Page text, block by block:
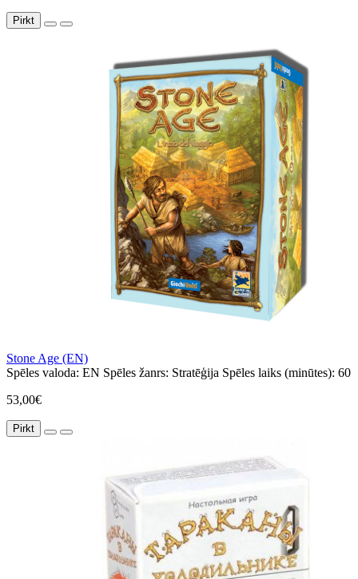
Pirkt
Stone Age (EN)
Spēles valoda: EN Spēles žanrs: Stratēģija Spēles laiks (minūtes): 60
53,00€
Pirkt